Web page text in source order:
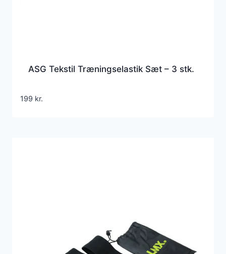
ASG Tekstil Træningselastik Sæt – 3 stk.
199 kr.